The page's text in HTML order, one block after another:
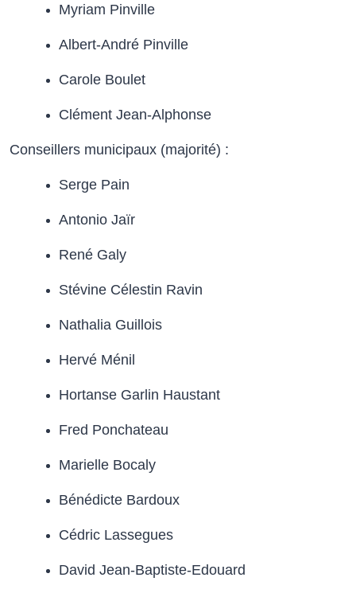
Myriam Pinville
Albert-André Pinville
Carole Boulet
Clément Jean-Alphonse
Conseillers municipaux (majorité) :
Serge Pain
Antonio Jaïr
René Galy
Stévine Célestin Ravin
Nathalia Guillois
Hervé Ménil
Hortanse Garlin Haustant
Fred Ponchateau
Marielle Bocaly
Bénédicte Bardoux
Cédric Lassegues
David Jean-Baptiste-Edouard